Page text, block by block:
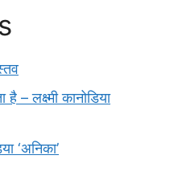
– लक्ष्मी कानोडिया
‘अनिका’